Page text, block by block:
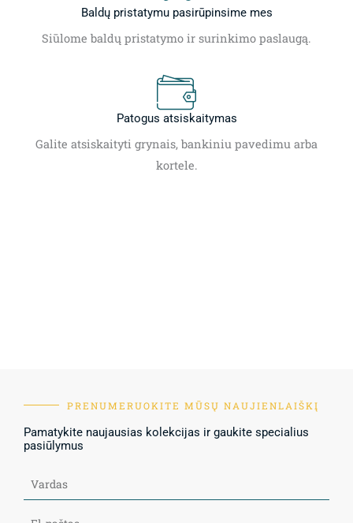
Baldų pristatymu pasirūpinsime mes
Siūlome baldų pristatymo ir surinkimo paslaugą.
Patogus atsiskaitymas
Galite atsiskaityti grynais, bankiniu pavedimu arba
kortele.
PRENUMERUOKITE MŪSŲ NAUJIENLAIŠKĮ
Pamatykite naujausias kolekcijas ir gaukite specialius
pasiūlymus